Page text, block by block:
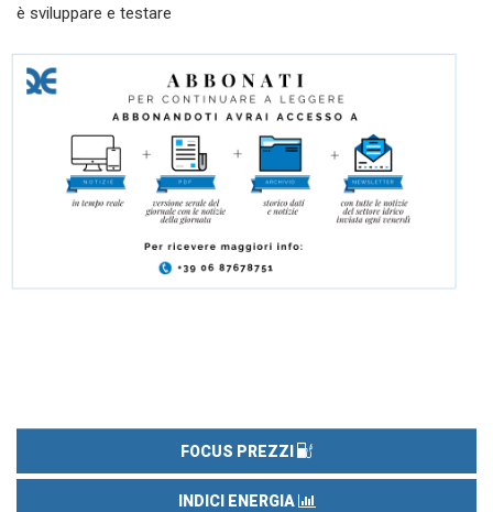
è sviluppare e testare
FOCUS PREZZI
INDICI ENERGIA